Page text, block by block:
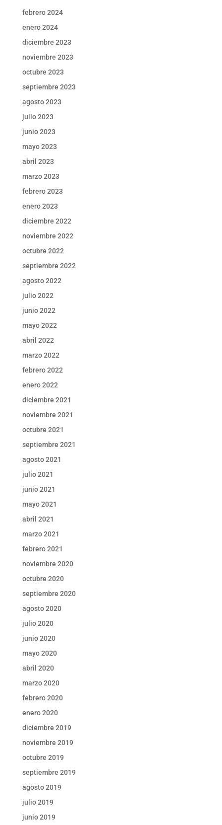
febrero 2024
enero 2024
diciembre 2023
noviembre 2023
octubre 2023
septiembre 2023
agosto 2023
julio 2023
junio 2023
mayo 2023
abril 2023
marzo 2023
febrero 2023
enero 2023
diciembre 2022
noviembre 2022
octubre 2022
septiembre 2022
agosto 2022
julio 2022
junio 2022
mayo 2022
abril 2022
marzo 2022
febrero 2022
enero 2022
diciembre 2021
noviembre 2021
octubre 2021
septiembre 2021
agosto 2021
julio 2021
junio 2021
mayo 2021
abril 2021
marzo 2021
febrero 2021
noviembre 2020
octubre 2020
septiembre 2020
agosto 2020
julio 2020
junio 2020
mayo 2020
abril 2020
marzo 2020
febrero 2020
enero 2020
diciembre 2019
noviembre 2019
octubre 2019
septiembre 2019
agosto 2019
julio 2019
junio 2019